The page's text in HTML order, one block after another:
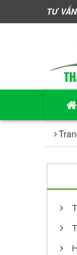
TƯ